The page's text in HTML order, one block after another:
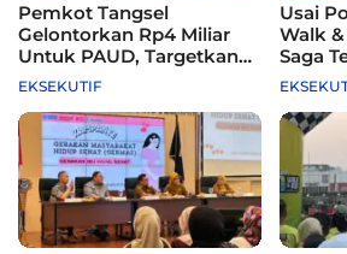
Pemkot Tangsel
Gelontorkan Rp4 Miliar
Untuk PAUD, Targetkan
115 Sekolah
EKSEKUTIF
Usai
Walk
Saga